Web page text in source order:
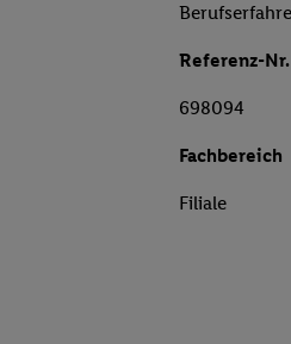
Referenz-Nr.
698094
Fachbereich
Filiale